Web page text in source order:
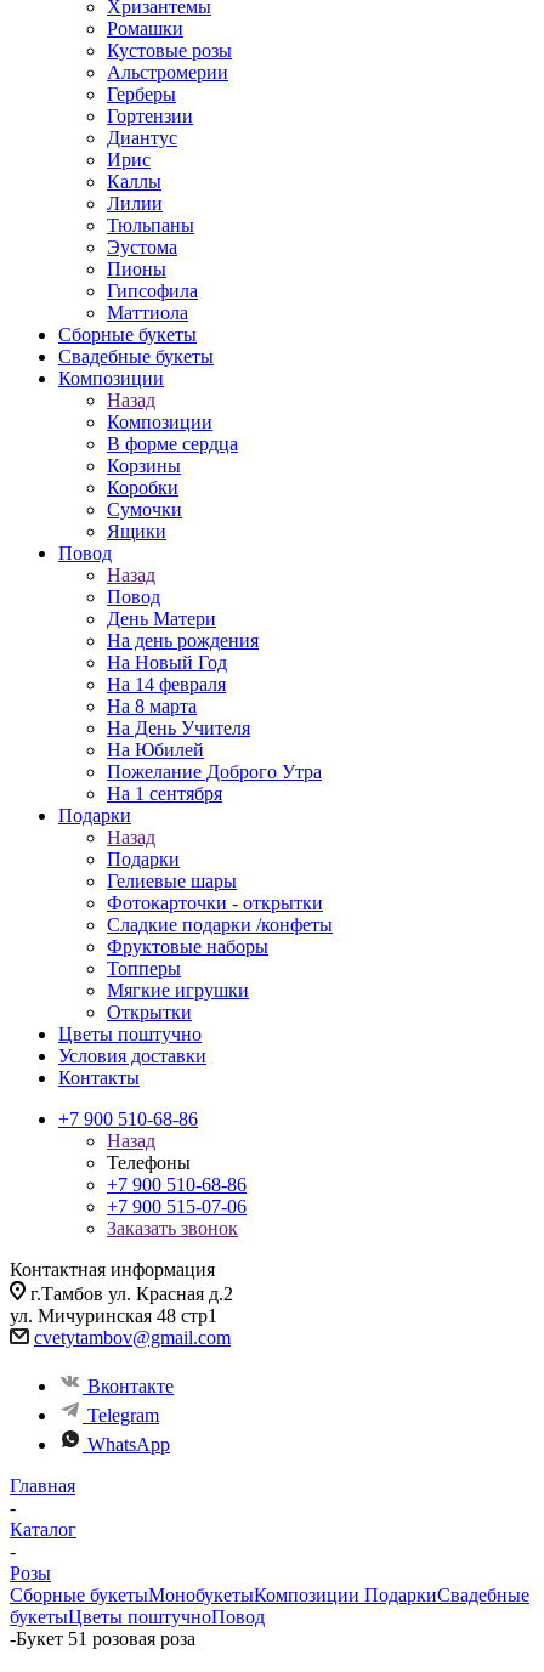
Хризантемы
Ромашки
Кустовые розы
Альстромерии
Герберы
Гортензии
Диантус
Ирис
Каллы
Лилии
Тюльпаны
Эустома
Пионы
Гипсофила
Маттиола
Сборные букеты
Свадебные букеты
Композиции
Назад
Композиции
В форме сердца
Корзины
Коробки
Сумочки
Ящики
Повод
Назад
Повод
День Матери
На день рождения
На Новый Год
На 14 февраля
На 8 марта
На День Учителя
На Юбилей
Пожелание Доброго Утра
На 1 сентября
Подарки
Назад
Подарки
Гелиевые шары
Фотокарточки - открытки
Сладкие подарки /конфеты
Фруктовые наборы
Топперы
Мягкие игрушки
Открытки
Цветы поштучно
Условия доставки
Контакты
+7 900 510-68-86
Назад
Телефоны
+7 900 510-68-86
+7 900 515-07-06
Заказать звонок
Контактная информация
г.Тамбов ул. Красная д.2
ул. Мичуринская 48 стр1
cvetytambov@gmail.com
Вконтакте
Telegram
WhatsApp
Главная
-
Каталог
-
Розы
Сборные букетыМонобукетыКомпозиции ПодаркиСвадебные
букетыЦветы поштучноПовод
-Букет 51 розовая роза